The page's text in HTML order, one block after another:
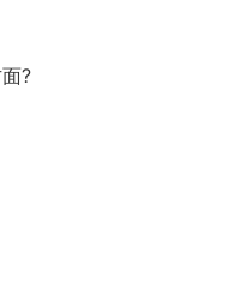
?